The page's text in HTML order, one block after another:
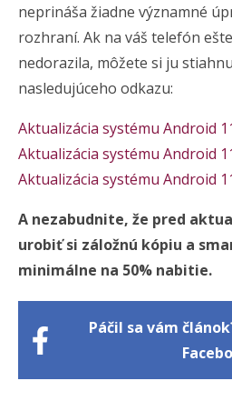
neprináša žiadne významné
rozhraní. Ak na váš telefón
nedorazila, môžete si ju
nasledujúceho odkazu:
Aktualizácia systému Android
Aktualizácia systému Android
Aktualizácia systému Android
A nezabudnite, že pred
urobiť si záložnú kópiu a
minimálne na 50% nabitie.
Páčil sa vám